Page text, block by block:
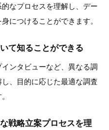
なプロセスを理解し、デー
につけることができます。
て知ることができる
ンタビューなど、異なる調
、目的に応じた最適な調査
戦略立案プロセスを理